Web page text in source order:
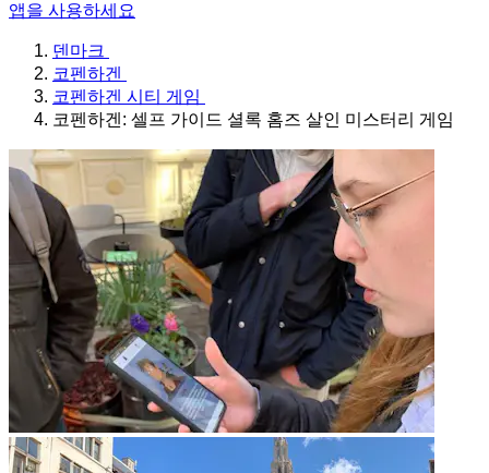
앱을 사용하세요
덴마크
코펜하겐
코펜하겐 시티 게임
코펜하겐: 셀프 가이드 셜록 홈즈 살인 미스터리 게임